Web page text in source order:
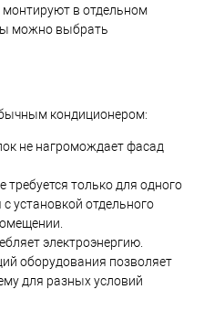
в отдельном
можно выбрать
кондиционером:
не нагромождает фасад
требуется только для одного
установкой отдельного
электроэнергию.
оборудования позволяет
для разных условий